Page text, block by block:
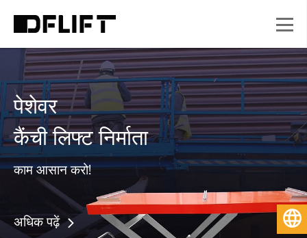
पेशेवर
कैंची लिफ्ट निर्माता
काम आसान करो!
अधिक पढ़ें हिन्दी